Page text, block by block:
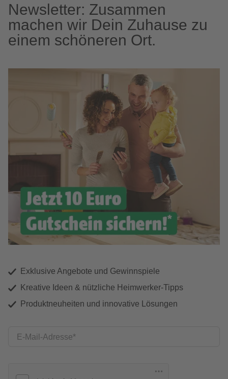
Newsletter: Zusammen
machen wir Dein Zuhause zu
einem schöneren Ort.
Exklusive Angebote und Gewinnspiele
Kreative Ideen & nützliche Heimwerker-Tipps
Produktneuheiten und innovative Lösungen
E-Mail-Adresse